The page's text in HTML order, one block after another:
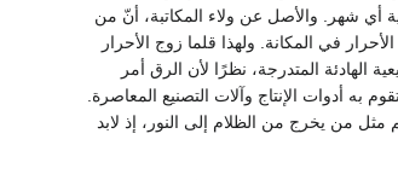
أي شهر. والأصل عن ولاء المكاتبة، أنّ من
في المكانة. ولهذا قلما زوج الأحرار
الهادئة المتدرجة، نظرًا لأن الرق أمر
به أدوات الإنتاج وآلات التصنيع المعاصرة.
من يخرج من الظلام إلى النور، إذ لابد